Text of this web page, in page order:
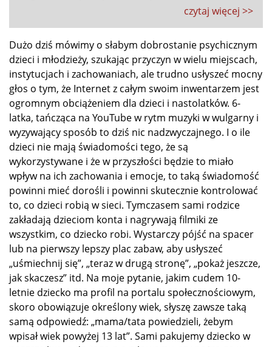
czytaj więcej >>
Dużo dziś mówimy o słabym dobrostanie psychicznym
dzieci i młodzieży, szukając przyczyn w wielu miejscach,
instytucjach i zachowaniach, ale trudno usłyszeć mocny
głos o tym, że Internet z całym swoim inwentarzem jest
ogromnym obciążeniem dla dzieci i nastolatków. 6-
latka, tańcząca na YouTube w rytm muzyki w wulgarny i
wyzywający sposób to dziś nic nadzwyczajnego. I o ile
dzieci nie mają świadomości tego, że są
wykorzystywane i że w przyszłości będzie to miało
wpływ na ich zachowania i emocje, to taką świadomość
powinni mieć dorośli i powinni skutecznie kontrolować
to, co dzieci robią w sieci. Tymczasem sami rodzice
zakładają dzieciom konta i nagrywają filmiki ze
wszystkim, co dziecko robi. Wystarczy pójść na spacer
lub na pierwszy lepszy plac zabaw, aby usłyszeć
„uśmiechnij się”, „teraz w drugą stronę”, „pokaż jeszcze,
jak skaczesz” itd. Na moje pytanie, jakim cudem 10-
letnie dziecko ma profil na portalu społecznościowym,
skoro obowiązuje określony wiek, słyszę zawsze taką
samą odpowiedź: „mama/tata powiedzieli, żebym
wpisał wiek powyżej 13 lat”. Sami pakujemy dziecko w